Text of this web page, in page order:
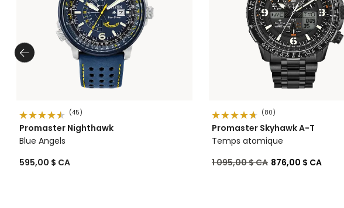
(45)
Promaster Nighthawk
Blue Angels
595,00 $ CA
(80)
Promaster Skyhawk A-T
Temps atomique
Prix réduit de
1 095,00 $ CAà876,00 $ CA